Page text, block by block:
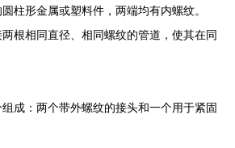
圆柱形金属或塑料件，两端均有内螺纹。
两根相同直径、相同螺纹的管道，使其在同
组成：两个带外螺纹的接头和一个用于紧固